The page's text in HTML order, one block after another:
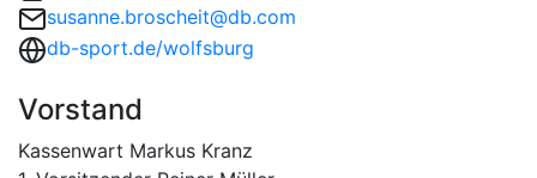
susanne.broscheit@db.com
db-sport.de/wolfsburg
Vorstand
Kassenwart Markus Kranz